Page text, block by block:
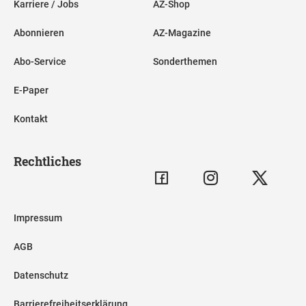
Karriere / Jobs
Abonnieren
Abo-Service
E-Paper
Kontakt
AZ-Shop
AZ-Magazine
Sonderthemen
Rechtliches
Impressum
AGB
Datenschutz
Barrierefreiheitserklärung